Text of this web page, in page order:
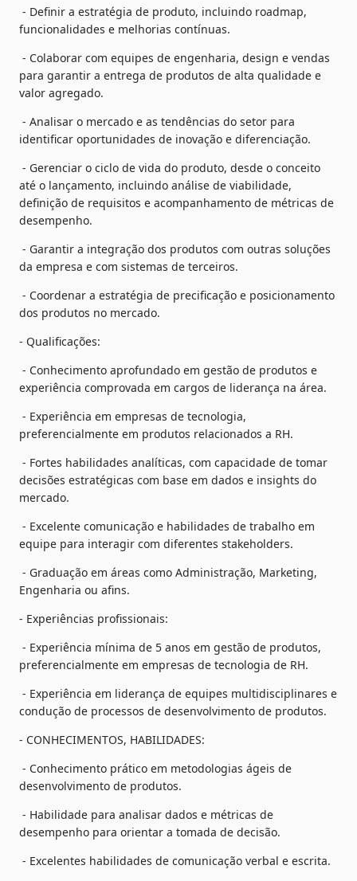
funcionalidades e melhorias contínuas.
para garantir a entrega de produtos de alta qualidade e
valor agregado.
identificar oportunidades de inovação e diferenciação.
até o lançamento, incluindo análise de viabilidade,
definição de requisitos e acompanhamento de métricas de
desempenho.
da empresa e com sistemas de terceiros.
dos produtos no mercado.
- Qualificações:
experiência comprovada em cargos de liderança na área.
preferencialmente em produtos relacionados a RH.
decisões estratégicas com base em dados e insights do
mercado.
equipe para interagir com diferentes stakeholders.
Engenharia ou afins.
- Experiências profissionais:
preferencialmente em empresas de tecnologia de RH.
condução de processos de desenvolvimento de produtos.
- CONHECIMENTOS, HABILIDADES:
desenvolvimento de produtos.
desempenho para orientar a tomada de decisão.
- Excelentes habilidades de comunicação verbal e escrita.